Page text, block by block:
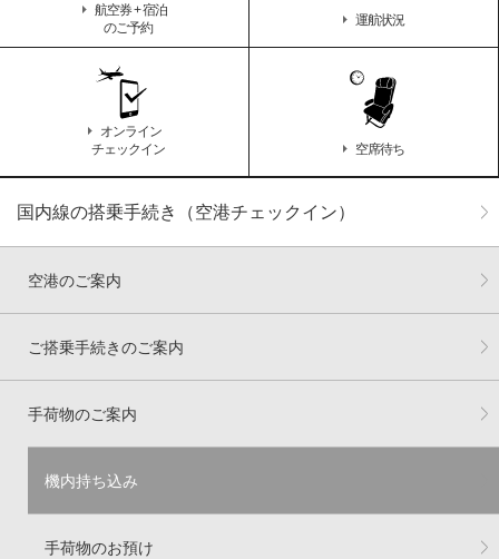
国内線の搭乗手続き（空港チェックイン）
空港のご案内
ご搭乗手続きのご案内
手荷物のご案内
機内持ち込み
手荷物のお預け
航空券 + 宿泊
のご予約
運航状況
オンライン
チェックイン
空席待ち